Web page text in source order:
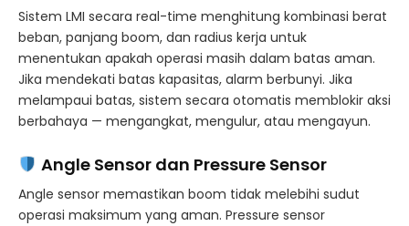
Sistem LMI secara real-time menghitung kombinasi berat
beban, panjang boom, dan radius kerja untuk
menentukan apakah operasi masih dalam batas aman.
Jika mendekati batas kapasitas, alarm berbunyi. Jika
melampaui batas, sistem secara otomatis memblokir aksi
berbahaya — mengangkat, mengulur, atau mengayun.
Angle Sensor dan Pressure Sensor
Angle sensor memastikan boom tidak melebihi sudut
operasi maksimum yang aman. Pressure sensor